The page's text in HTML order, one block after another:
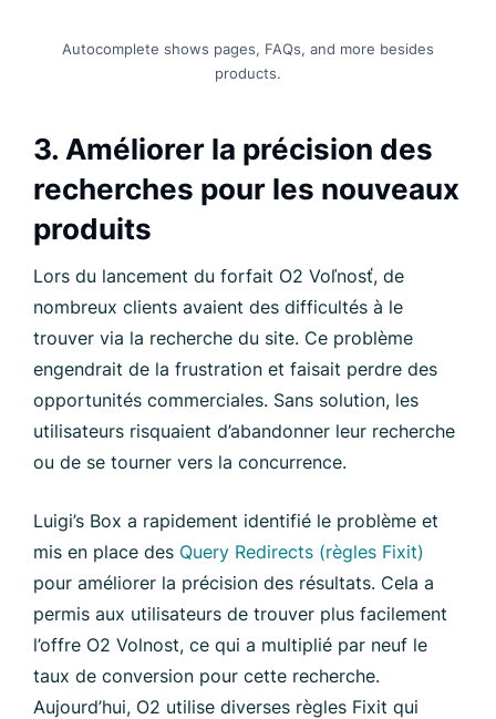
Autocomplete shows pages, FAQs, and more besides
products.
3. Améliorer la précision des
recherches pour les nouveaux
produits
Lors du lancement du forfait O2 Voľnosť, de
nombreux clients avaient des difficultés à le
trouver via la recherche du site. Ce problème
engendrait de la frustration et faisait perdre des
opportunités commerciales. Sans solution, les
utilisateurs risquaient d’abandonner leur recherche
ou de se tourner vers la concurrence.
Luigi’s Box a rapidement identifié le problème et
mis en place des Query Redirects (règles Fixit)
pour améliorer la précision des résultats. Cela a
permis aux utilisateurs de trouver plus facilement
l’offre O2 Volnost, ce qui a multiplié par neuf le
taux de conversion pour cette recherche.
Aujourd’hui, O2 utilise diverses règles Fixit qui